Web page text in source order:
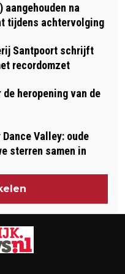
aangehouden na
tijdens achtervolging
Santpoort schrijft
recordomzet
heropening van de
Valley: oude
sterren samen in